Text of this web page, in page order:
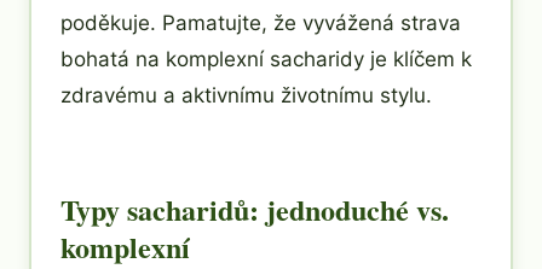
poděkuje. Pamatujte, že vyvážená strava
bohatá na komplexní sacharidy je klíčem k
zdravému a aktivnímu životnímu stylu.
Typy sacharidů: jednoduché vs.
komplexní